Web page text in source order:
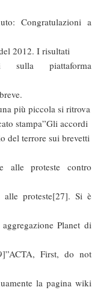
Congratulazioni a
2012. I risultati
sulla piattaforma
più piccola si ritrova
stampa”Gli accordi
del terrore sui brevetti
alle proteste contro
proteste[27]. Si è
Planet di
First, do not
la pagina wiki